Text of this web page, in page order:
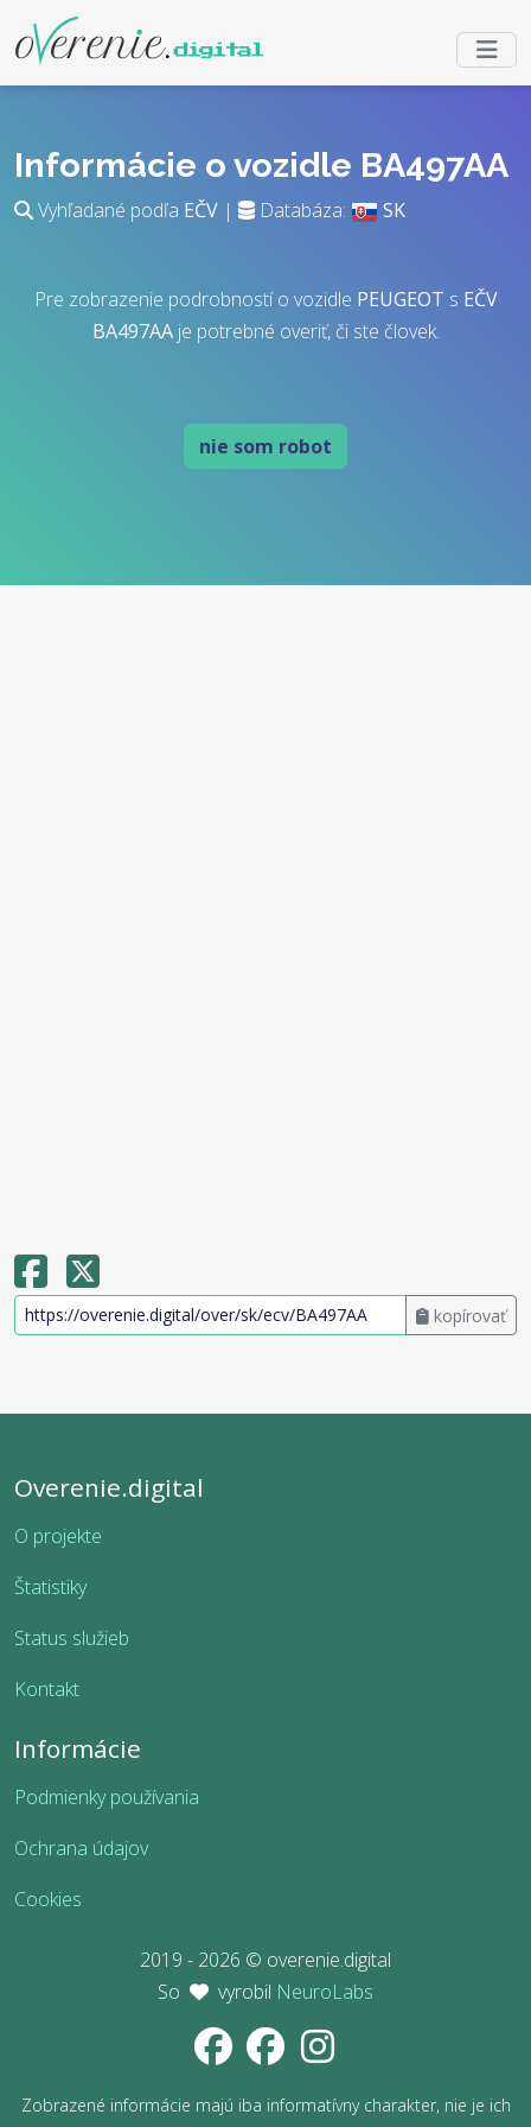
Informácie o vozidle BA497AA
Vyhľadané podľa EČV | Databáza: SK
Pre zobrazenie podrobností o vozidle PEUGEOT s EČV
BA497AAje potrebné overiť, či ste človek.
nie som robot
kopírovať
Overenie.digital
O projekte
Štatistiky
Status služieb
Kontakt
Informácie
Podmienky používania
Ochrana údajov
Cookies
2019 - 2026 © overenie.digital
So
vyrobil NeuroLabs
Zobrazené informácie majú iba informatívny charakter, nie je ich